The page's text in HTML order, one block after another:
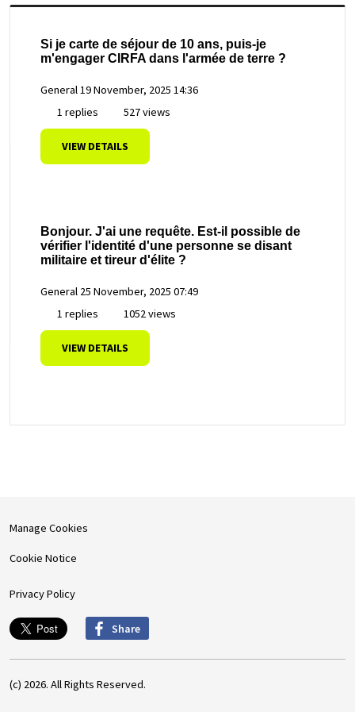
Si je carte de séjour de 10 ans, puis-je
m'engager CIRFA dans l'armée de terre ?
General19 November, 2025 14:36
1 replies
527 views
VIEW DETAILS
Bonjour. J'ai une requête. Est-il possible de
vérifier l'identité d'une personne se disant
militaire et tireur d'élite ?
General 25 November, 2025 07:49
1 replies
1052 views
VIEW DETAILS
Manage Cookies
Cookie Notice
Privacy Policy
Share
(c) 2026. All Rights Reserved.